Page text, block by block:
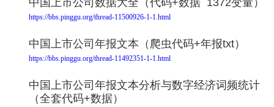
https://bbs.pinggu.org/thread-11500926-1-1.html
中国上市公司年报文本（爬虫代码+年报txt）
https://bbs.pinggu.org/thread-11492351-1-1.html
中国上市公司年报文本分析与数字经济词频统计
（全套代码+数据）